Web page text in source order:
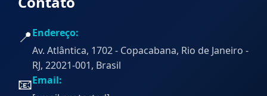
📍Endereço:
Av. Atlântica, 1702 - Copacabana, Rio de Janeiro -
RJ, 22021-001, Brasil
📧Email: